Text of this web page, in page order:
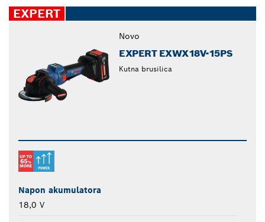
EXPERT
Novo
EXPERT EXWX18V-15PS
Kutna brusilica
Napon akumulatora
18,0 V